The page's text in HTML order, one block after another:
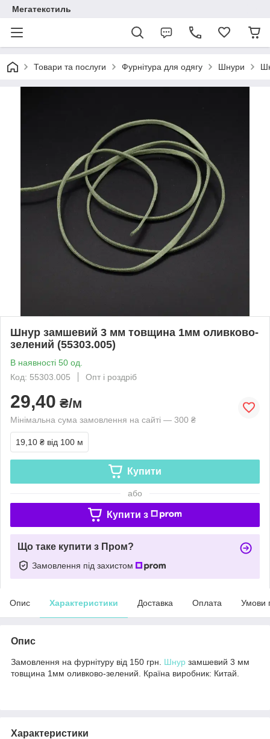
Мегатекстиль
Товари та послуги Фурнітура для одягу Шнури
Шнур замшевий 3 мм товщина 1мм оливково-
зелений (55303.005)
В наявності 50 од.
Код: 55303.005
Опт і роздріб
29,40 ₴/м
Мінімальна сума замовлення на сайті — 300 ₴
19,10 ₴ від 100 м
Купити
або
Купити з
Що таке купити з Пром?
Замовлення під захистом
Опис Характеристики Доставка Оплата Умови
Опис
Замовлення на фурнітуру від 150 грн. Шнур замшевий 3 мм
товщина 1мм оливково-зелений. Країна виробник: Китай.
Характеристики